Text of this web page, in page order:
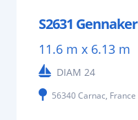
S2631 Gennaker
11.6 m x 6.13 m
DIAM 24
56340 Carnac, France